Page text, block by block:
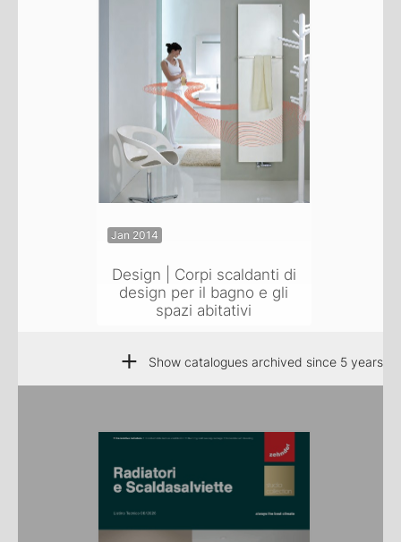
Jan 2014
Design | Corpi scaldanti di
design per il bagno e gli
spazi abitativi
+ Show catalogues archived since 5 years